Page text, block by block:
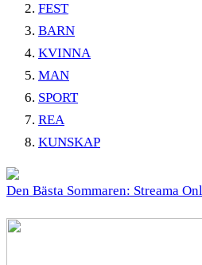
FEST
BARN
KVINNA
MAN
SPORT
REA
KUNSKAP
Den Bästa Sommaren: Streama